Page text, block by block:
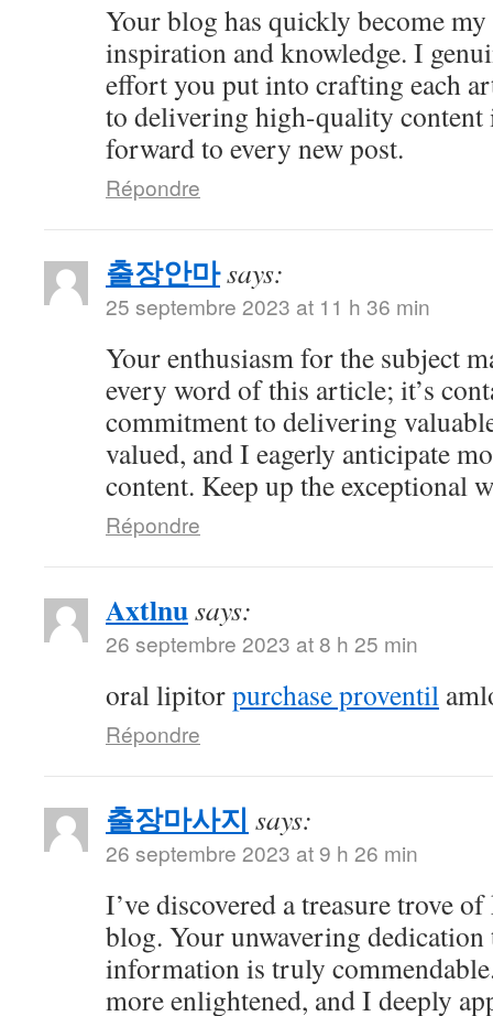
Your blog has quickly become
inspiration and knowledge. I
effort you put into crafting each
to delivering high-quality content
forward to every new post.
Répondre
출장안마says:
25 septembre 2023 at 11 h 36 min
Your enthusiasm for the subject
every word of this article; it’s
commitment to delivering
valued, and I eagerly anticipate
content. Keep up the exceptional
Répondre
Axtlnusays:
26 septembre 2023 at 8 h 25 min
oral lipitorpurchase proventil
Répondre
출장마사지 says:
26 septembre 2023 at 9 h 26 min
I’ve discovered a treasure trove
blog. Your unwavering
information is truly
more enlightened, and I deeply